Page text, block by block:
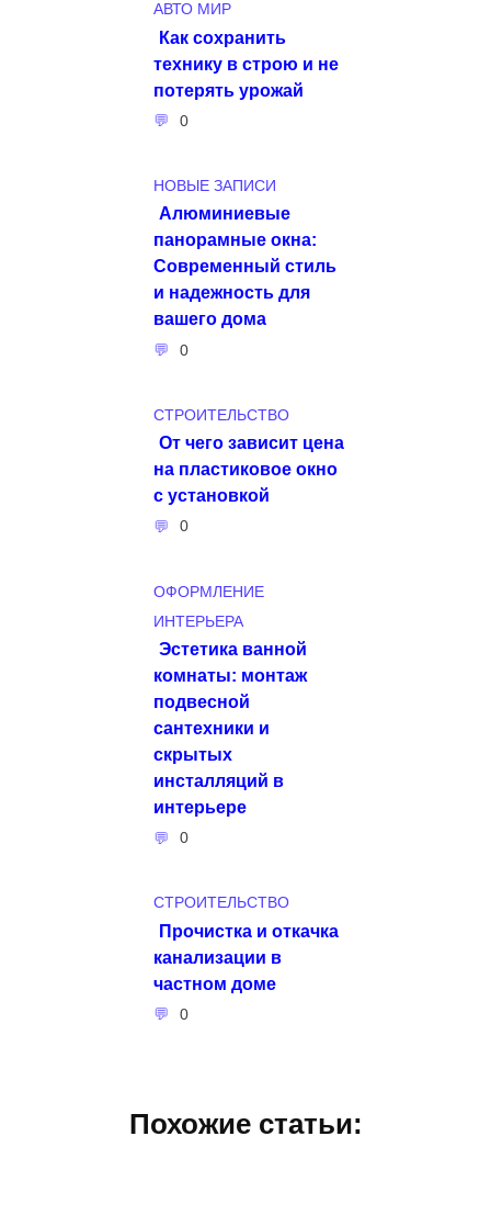
АВТО МИР
Как сохранить
технику в строю и не
потерять урожай
0
НОВЫЕ ЗАПИСИ
Алюминиевые
панорамные окна:
Современный стиль
и надежность для
вашего дома
0
СТРОИТЕЛЬСТВО
От чего зависит цена
на пластиковое окно
с установкой
0
ОФОРМЛЕНИЕ
ИНТЕРЬЕРА
Эстетика ванной
комнаты: монтаж
подвесной
сантехники и
скрытых
инсталляций в
интерьере
0
СТРОИТЕЛЬСТВО
Прочистка и откачка
канализации в
частном доме
0
Похожие статьи: